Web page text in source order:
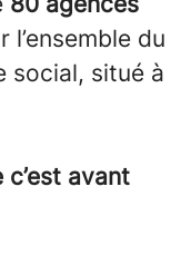
l’ensemble du
social, situé à
avant